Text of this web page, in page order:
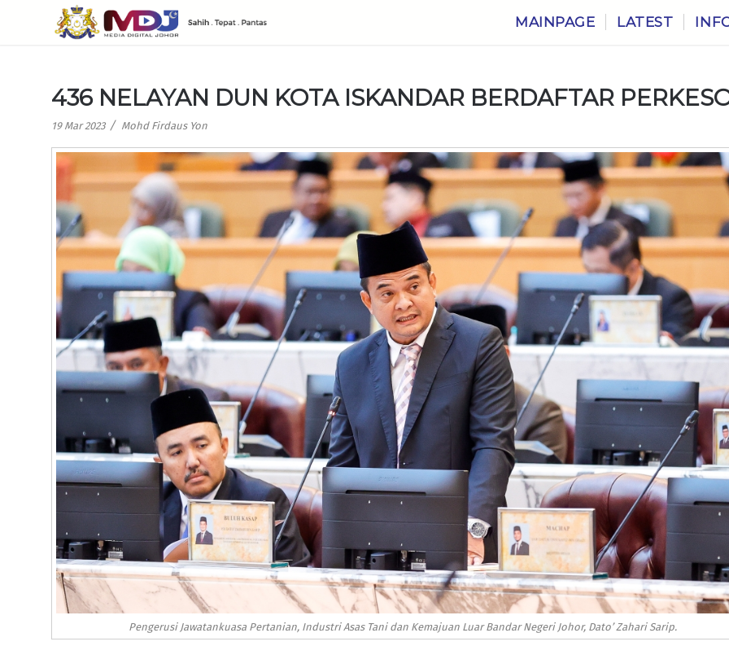
MAINPAGE LATEST
436 NELAYAN DUN KOTA ISKANDAR BERDAFTAR
19 Mar 2023 / Mohd Firdaus Yon
Pengerusi Jawatankuasa Pertanian, Industri Asas Tani dan Kemajuan Luar Bandar Negeri Johor, Dato’ Zahari Sarip.